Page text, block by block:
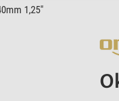
1,25"